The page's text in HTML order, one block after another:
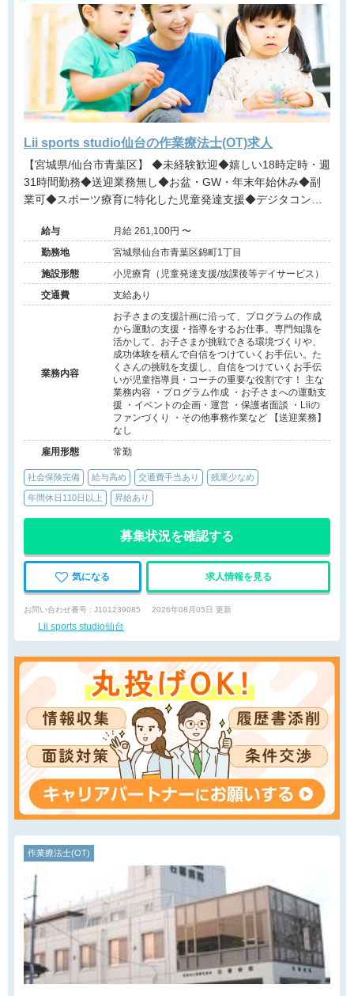
Lii sports studio仙台の作業療法士(OT)求人
【宮城県/仙台市青葉区】 ◆未経験歓迎◆嬉しい18時定時・週
31時間勤務◆送迎業務無し◆お盆・GW・年末年始休み◆副
業可◆スポーツ療育に特化した児童発達支援◆デジタコンテ
的なアプローチが可能◆事業所にてセラピスト指導員募集◆
給与
月給 261,100円 〜
勤務地
宮城県仙台市青葉区錦町1丁目
施設形態
小児療育（児童発達支援/放課後等デイサービス）
交通費
支給あり
業務内容
お子さまの支援計画に沿って、プログラムの作成
から運動の支援・指導をするお仕事。専門知識を
活かして、お子さまが挑戦できる環境づくりや、
成功体験を積んで自信をつけていくお手伝い。た
くさんの挑戦を支援し、自信をつけていくお手伝
いが児童指導員・コーチの重要な役割です！ 主な
業務内容 ・プログラム作成 ・お子さまへの運動支
援 ・イベントの企画・運営 ・保護者面談 ・Liiの
ファンづくり ・その他事務作業など 【送迎業務】
なし
雇用形態
常勤
社会保険完備 給与高め 交通費手当あり 残業少なめ
年間休日110日以上 昇給あり
募集状況を確認する
気になる 求人情報を見る
お問い合わせ番号 : J101239085 2026年08月05日 更新
Lii sports studio仙台
作業療法士(OT)